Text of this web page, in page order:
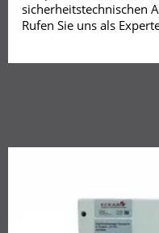
sicherheitstechnischen
Rufen Sie uns als